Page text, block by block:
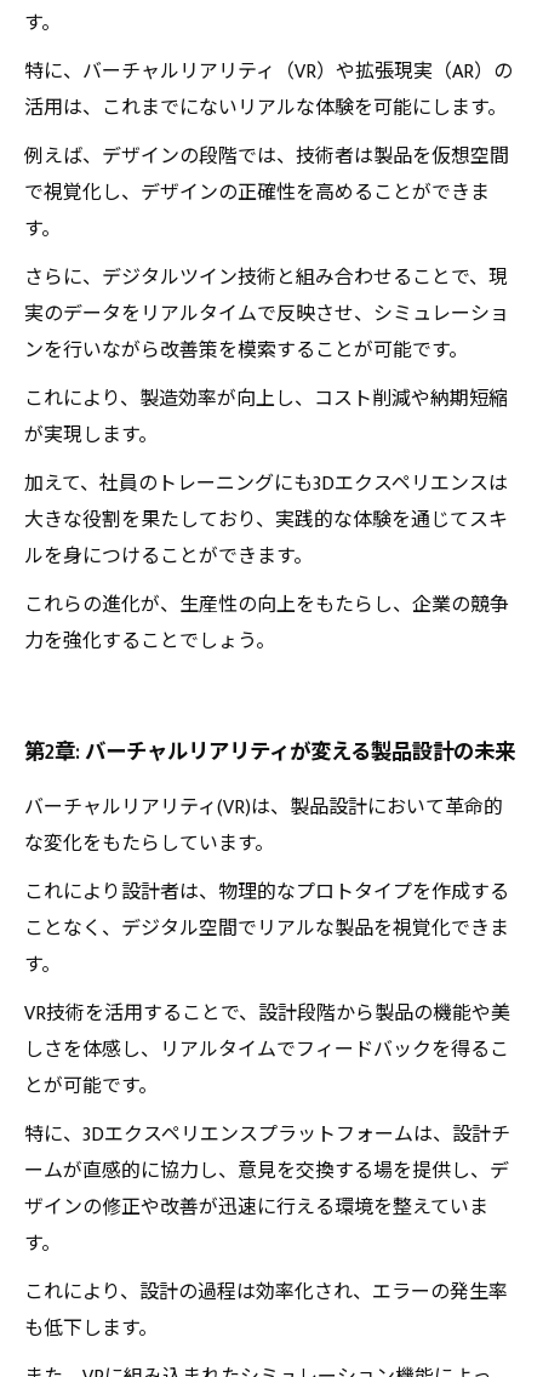
す。
特に、バーチャルリアリティ（VR）や拡張現実（AR）の
活用は、これまでにないリアルな体験を可能にします。
例えば、デザインの段階では、技術者は製品を仮想空間
で視覚化し、デザインの正確性を高めることができま
す。
さらに、デジタルツイン技術と組み合わせることで、現
実のデータをリアルタイムで反映させ、シミュレーショ
ンを行いながら改善策を模索することが可能です。
これにより、製造効率が向上し、コスト削減や納期短縮
が実現します。
加えて、社員のトレーニングにも3Dエクスペリエンスは
大きな役割を果たしており、実践的な体験を通じてスキ
ルを身につけることができます。
これらの進化が、生産性の向上をもたらし、企業の競争
力を強化することでしょう。
第2章: バーチャルリアリティが変える製品設計の未来
バーチャルリアリティ(VR)は、製品設計において革命的
な変化をもたらしています。
これにより設計者は、物理的なプロトタイプを作成する
ことなく、デジタル空間でリアルな製品を視覚化できま
す。
VR技術を活用することで、設計段階から製品の機能や美
しさを体感し、リアルタイムでフィードバックを得るこ
とが可能です。
特に、3Dエクスペリエンスプラットフォームは、設計チ
ームが直感的に協力し、意見を交換する場を提供し、デ
ザインの修正や改善が迅速に行える環境を整えていま
す。
これにより、設計の過程は効率化され、エラーの発生率
も低下します。